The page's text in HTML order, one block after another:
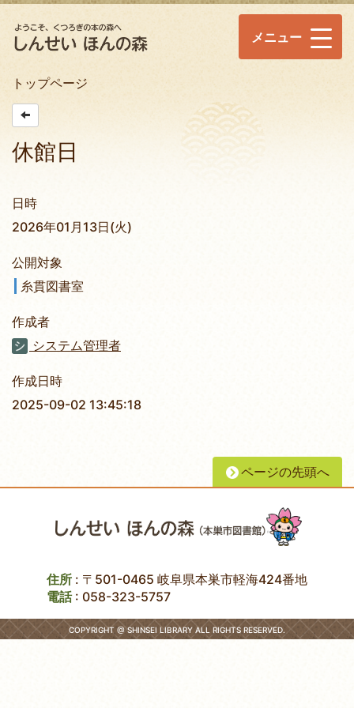
メニュー
トップページ
休館日
日時
2026年01月13日(火)
公開対象
糸貫図書室
作成者
システム管理者
作成日時
2025-09-02 13:45:18
ページの先頭へ
住所 : 〒501-0465 岐阜県本巣市軽海424番地
電話: 058-323-5757
COPYRIGHT @ SHINSEI LIBRARY ALL RIGHTS RESERVED.